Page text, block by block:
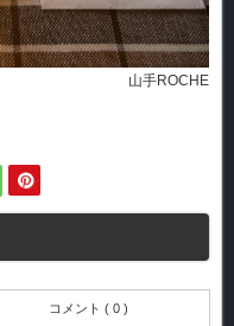
山手ROCHE
コメント ( 0 )